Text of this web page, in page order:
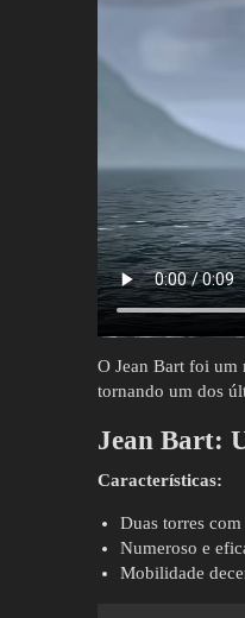
O Jean Bart foi um
tornando um dos
Jean Bart:
Características:
Duas torres
Numeroso e
Mobilidade